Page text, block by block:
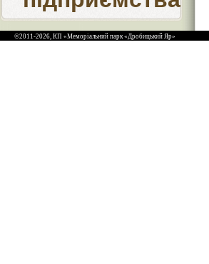
©2011-2026, КП «Меморіальний парк «Дробицький Яр»